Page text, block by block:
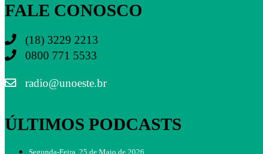
FALE CONOSCO
(18) 3229 2213
0800 771 5533
radio@unoeste.br
ÚLTIMOS PODCASTS
Segunda-Feira, 25 de Maio de 2026